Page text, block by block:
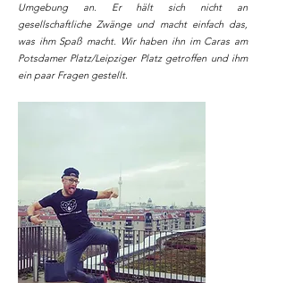
Umgebung an. Er hält sich nicht an
gesellschaftliche Zwänge und macht einfach das,
was ihm Spaß macht. Wir haben ihn im Caras am
Potsdamer Platz/Leipziger Platz getroffen und ihm
ein paar Fragen gestellt.